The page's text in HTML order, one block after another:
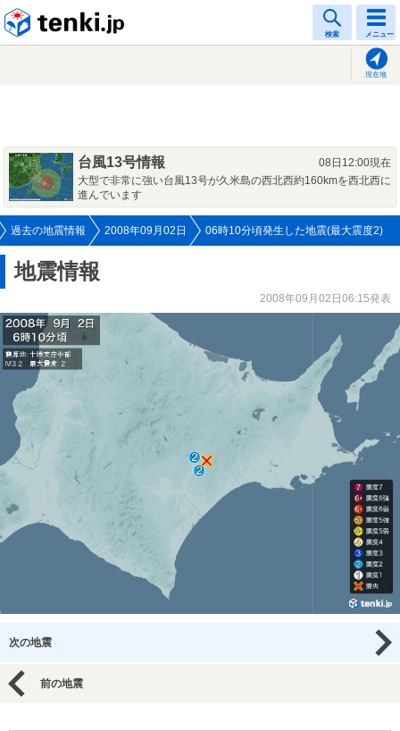
検索 メニュー
現在地
台風13号情報
08日12:00現在
大型で非常に強い台風13号が久米島の西北西約160kmを西北西に
進んでいます
過去の地震情報 2008年09月02日 06時10分頃発生した地震(最大震度2)
地震情報
2008年09月02日06:15発表
次の地震
前の地震